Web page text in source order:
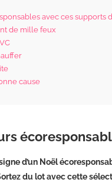
avec ces supports
de mille feux
cause
d’un Noël
du lot avec cette